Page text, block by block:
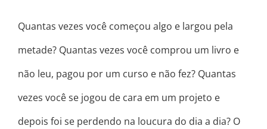
Quantas vezes você começou algo e largou pela
metade? Quantas vezes você comprou um livro e
não leu, pagou por um curso e não fez? Quantas
vezes você se jogou de cara em um projeto e
depois foi se perdendo na loucura do dia a dia? O